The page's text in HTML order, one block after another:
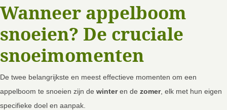
Wanneer appelboom
snoeien? De cruciale
snoeimomenten
De twee belangrijkste en meest effectieve momenten om een
appelboom te snoeien zijn de winteren de zomer, elk met hun eigen
specifieke doel en aanpak.